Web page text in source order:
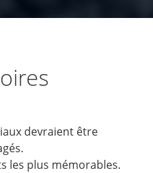
devraient être
les plus mémorables.